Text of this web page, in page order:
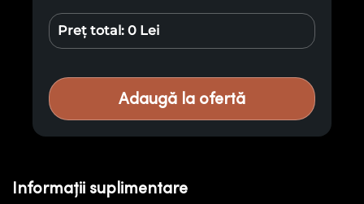
Preț total: 0 Lei
Adaugă la ofertă
Informații suplimentare